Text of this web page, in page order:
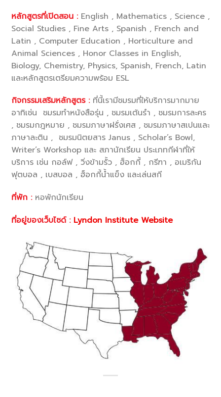
หลักสูตรที่เปิดสอน : English , Mathematics , Science ,
Social Studies , Fine Arts , Spanish , French and
Latin , Computer Education , Horticulture and
Animal Sciences , Honor Classes in English,
Biology, Chemistry, Physics, Spanish, French, Latin
และหลักสูตรเตรียมความพร้อม ESL
กิจกรรมเสริมหลักสูตร : ที่นี้เรามีชมรมที่ให้บริการมากมาย
อาทิเช่น ชมรมทำหนังสือรุ่น , ชมรมเต้นรำ , ชมรมการละคร
, ชมรมกฎหมาย , ชมรมภาษาฝรั่งเศส , ชมรมภาษาสเปนและ
ภาษาละติน , ชมรมนิตยสาร Janus , Scholar’s Bowl,
Writer’s Workshop และ สภานักเรียน ประเภทกีฬาที่ให้
บริการ เช่น กอล์ฟ , วิ่งข้ามรั้ว , ฮ็อกกี้ , กรีฑา , อเมริกัน
ฟุตบอล , เบสบอล , ฮ็อกกี้น้ำแข็ง และเล่นสกี
ที่พัก :หอพักนักเรียน
ที่อยู่ของเว็บไซด์ : Lyndon Institute Website